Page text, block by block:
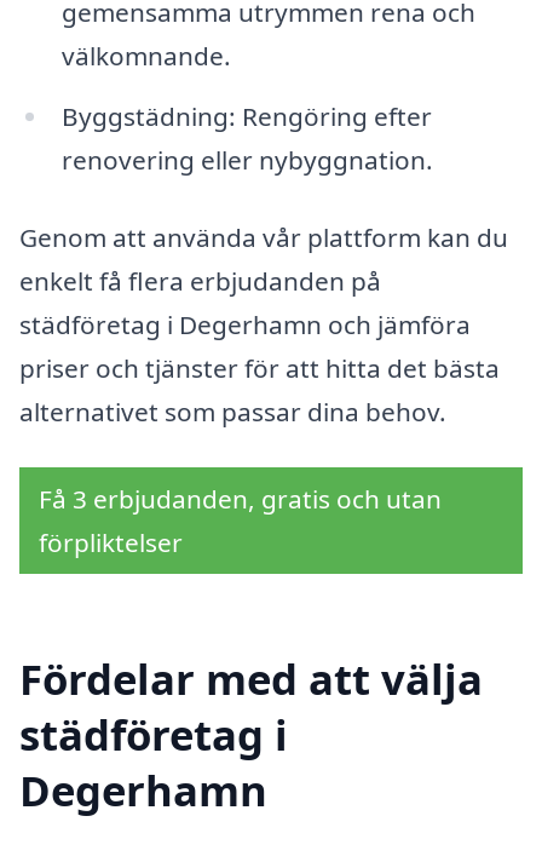
gemensamma utrymmen rena och
välkomnande.
Byggstädning: Rengöring efter
renovering eller nybyggnation.
Genom att använda vår plattform kan du
enkelt få flera erbjudanden på
städföretag i Degerhamn och jämföra
priser och tjänster för att hitta det bästa
alternativet som passar dina behov.
Få 3 erbjudanden, gratis och utan
förpliktelser
Fördelar med att välja
städföretag i
Degerhamn